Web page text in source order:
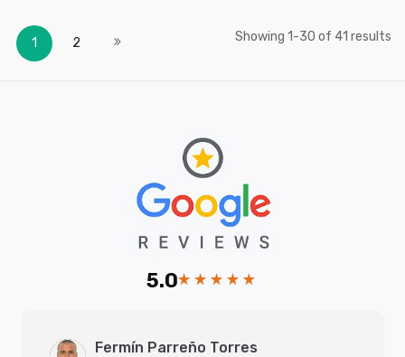
PáginaActualmente estás leyendo página
1 2 Siguiente Showing 1-30 of 41 results
5.0
Fermín Parreño Torres